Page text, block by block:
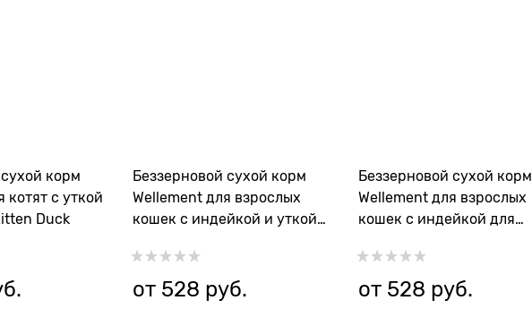
корм
котят с уткой
Duck
Беззерновой сухой корм
Wellement для взрослых
кошек с индейкой и уткой
от 528 руб.
Беззерновой сухой корм
Wellement для взрослых
кошек с индейкой для
пищеварения Adult Cat
Turkey
от 528 руб.